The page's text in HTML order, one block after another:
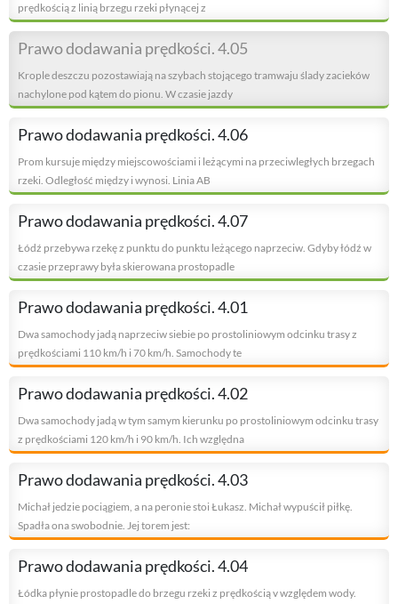
prędkością z linią brzegu rzeki płynącej z
Prawo dodawania prędkości. 4.05
Krople deszczu pozostawiają na szybach stojącego tramwaju ślady zacieków
nachylone pod kątem do pionu. W czasie jazdy
Prawo dodawania prędkości. 4.06
Prom kursuje między miejscowościami i leżącymi na przeciwległych brzegach
rzeki. Odległość między i wynosi. Linia AB
Prawo dodawania prędkości. 4.07
Łódź przebywa rzekę z punktu do punktu leżącego naprzeciw. Gdyby łódź w
czasie przeprawy była skierowana prostopadle
Prawo dodawania prędkości. 4.01
Dwa samochody jadą naprzeciw siebie po prostoliniowym odcinku trasy z
prędkościami 110 km/h i 70 km/h. Samochody te
Prawo dodawania prędkości. 4.02
Dwa samochody jadą w tym samym kierunku po prostoliniowym odcinku trasy
z prędkościami 120 km/h i 90 km/h. Ich względna
Prawo dodawania prędkości. 4.03
Michał jedzie pociągiem, a na peronie stoi Łukasz. Michał wypuścił piłkę.
Spadła ona swobodnie. Jej torem jest:
Prawo dodawania prędkości. 4.04
Łódka płynie prostopadle do brzegu rzeki z prędkością v względem wody.